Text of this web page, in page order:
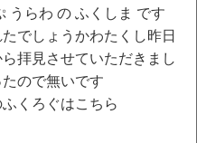
うらわ の ふくしま です
でしょうかわたくし昨日
拝見させていただきまし
ので無いです
くろぐはこちら